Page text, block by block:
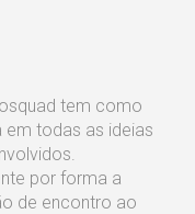
tem como
em todas as ideias
por forma a
de encontro ao